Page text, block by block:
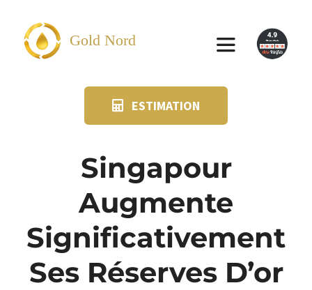
contenu
Gold Nord
Toggle
SUIVI KIT POSTAL
BLOG
ESTIMATION
Singapour
Augmente
Significativement
Ses Réserves D’or